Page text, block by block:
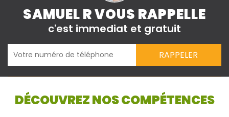
SAMUEL R VOUS RAPPELLE
c'est immediat et gratuit
DÉCOUVREZ NOS COMPÉTENCES